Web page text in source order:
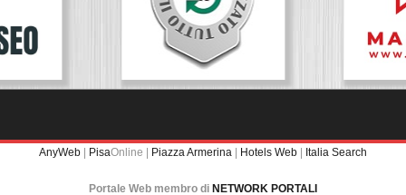
AnyWeb | PisaOnline | Piazza Armerina | Hotels Web | Italia Search
Portale Web membro di NETWORK PORTALI